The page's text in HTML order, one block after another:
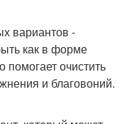
вариантов -
как в форме
помогает очистить
и благовоний.